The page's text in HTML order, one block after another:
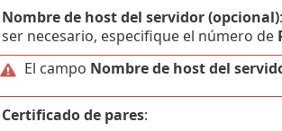
Nombre de host del servidor (opcional)
ser necesario, especifique el número de
El campo Nombre de host del
Certificado de pares: